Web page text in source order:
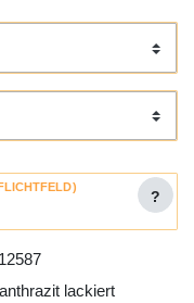
?
lackiert